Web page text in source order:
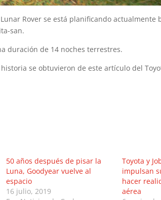
Rover se está planificando actualmente
san.
duración de 14 noches terrestres.
se obtuvieron de este artículo del
50 años después de pisar la
Luna, Goodyear vuelve al
espacio
16 julio, 2019
Toyota y
impulsan
hacer
aérea